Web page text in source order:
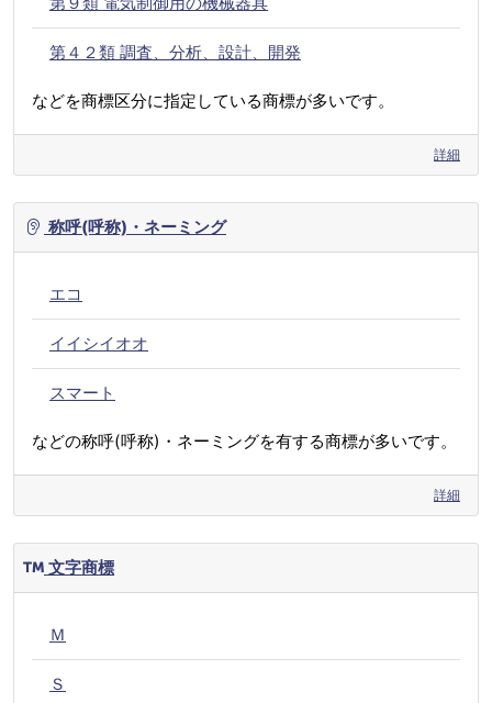
第４２類 調査、分析、設計、開発
などを商標区分に指定している商標が多いです。
詳細
称呼(呼称)・ネーミング
エコ
イイシイオオ
スマート
などの称呼(呼称)・ネーミングを有する商標が多いです。
詳細
文字商標
Ｍ
Ｓ